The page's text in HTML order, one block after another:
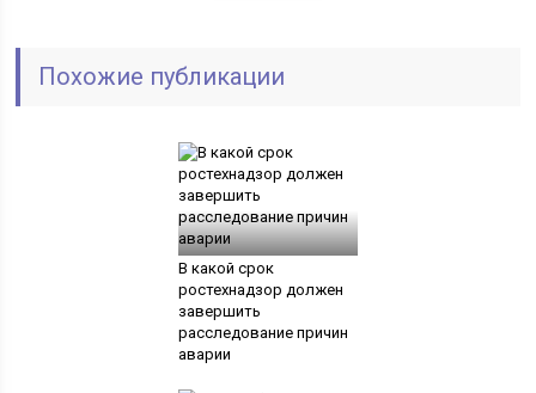
Похожие публикации
В какой срок
ростехнадзор должен
завершить
расследование причин
аварии